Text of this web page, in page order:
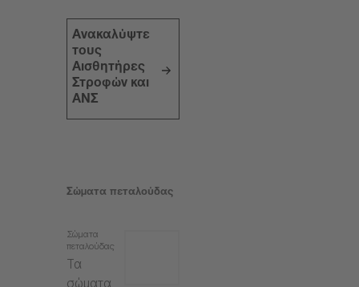
Ανακαλύψτε
τους
Αισθητήρες
Στροφών και
ΑΝΣ
Σώματα πεταλούδας
Σώματα
πεταλούδας
Τα